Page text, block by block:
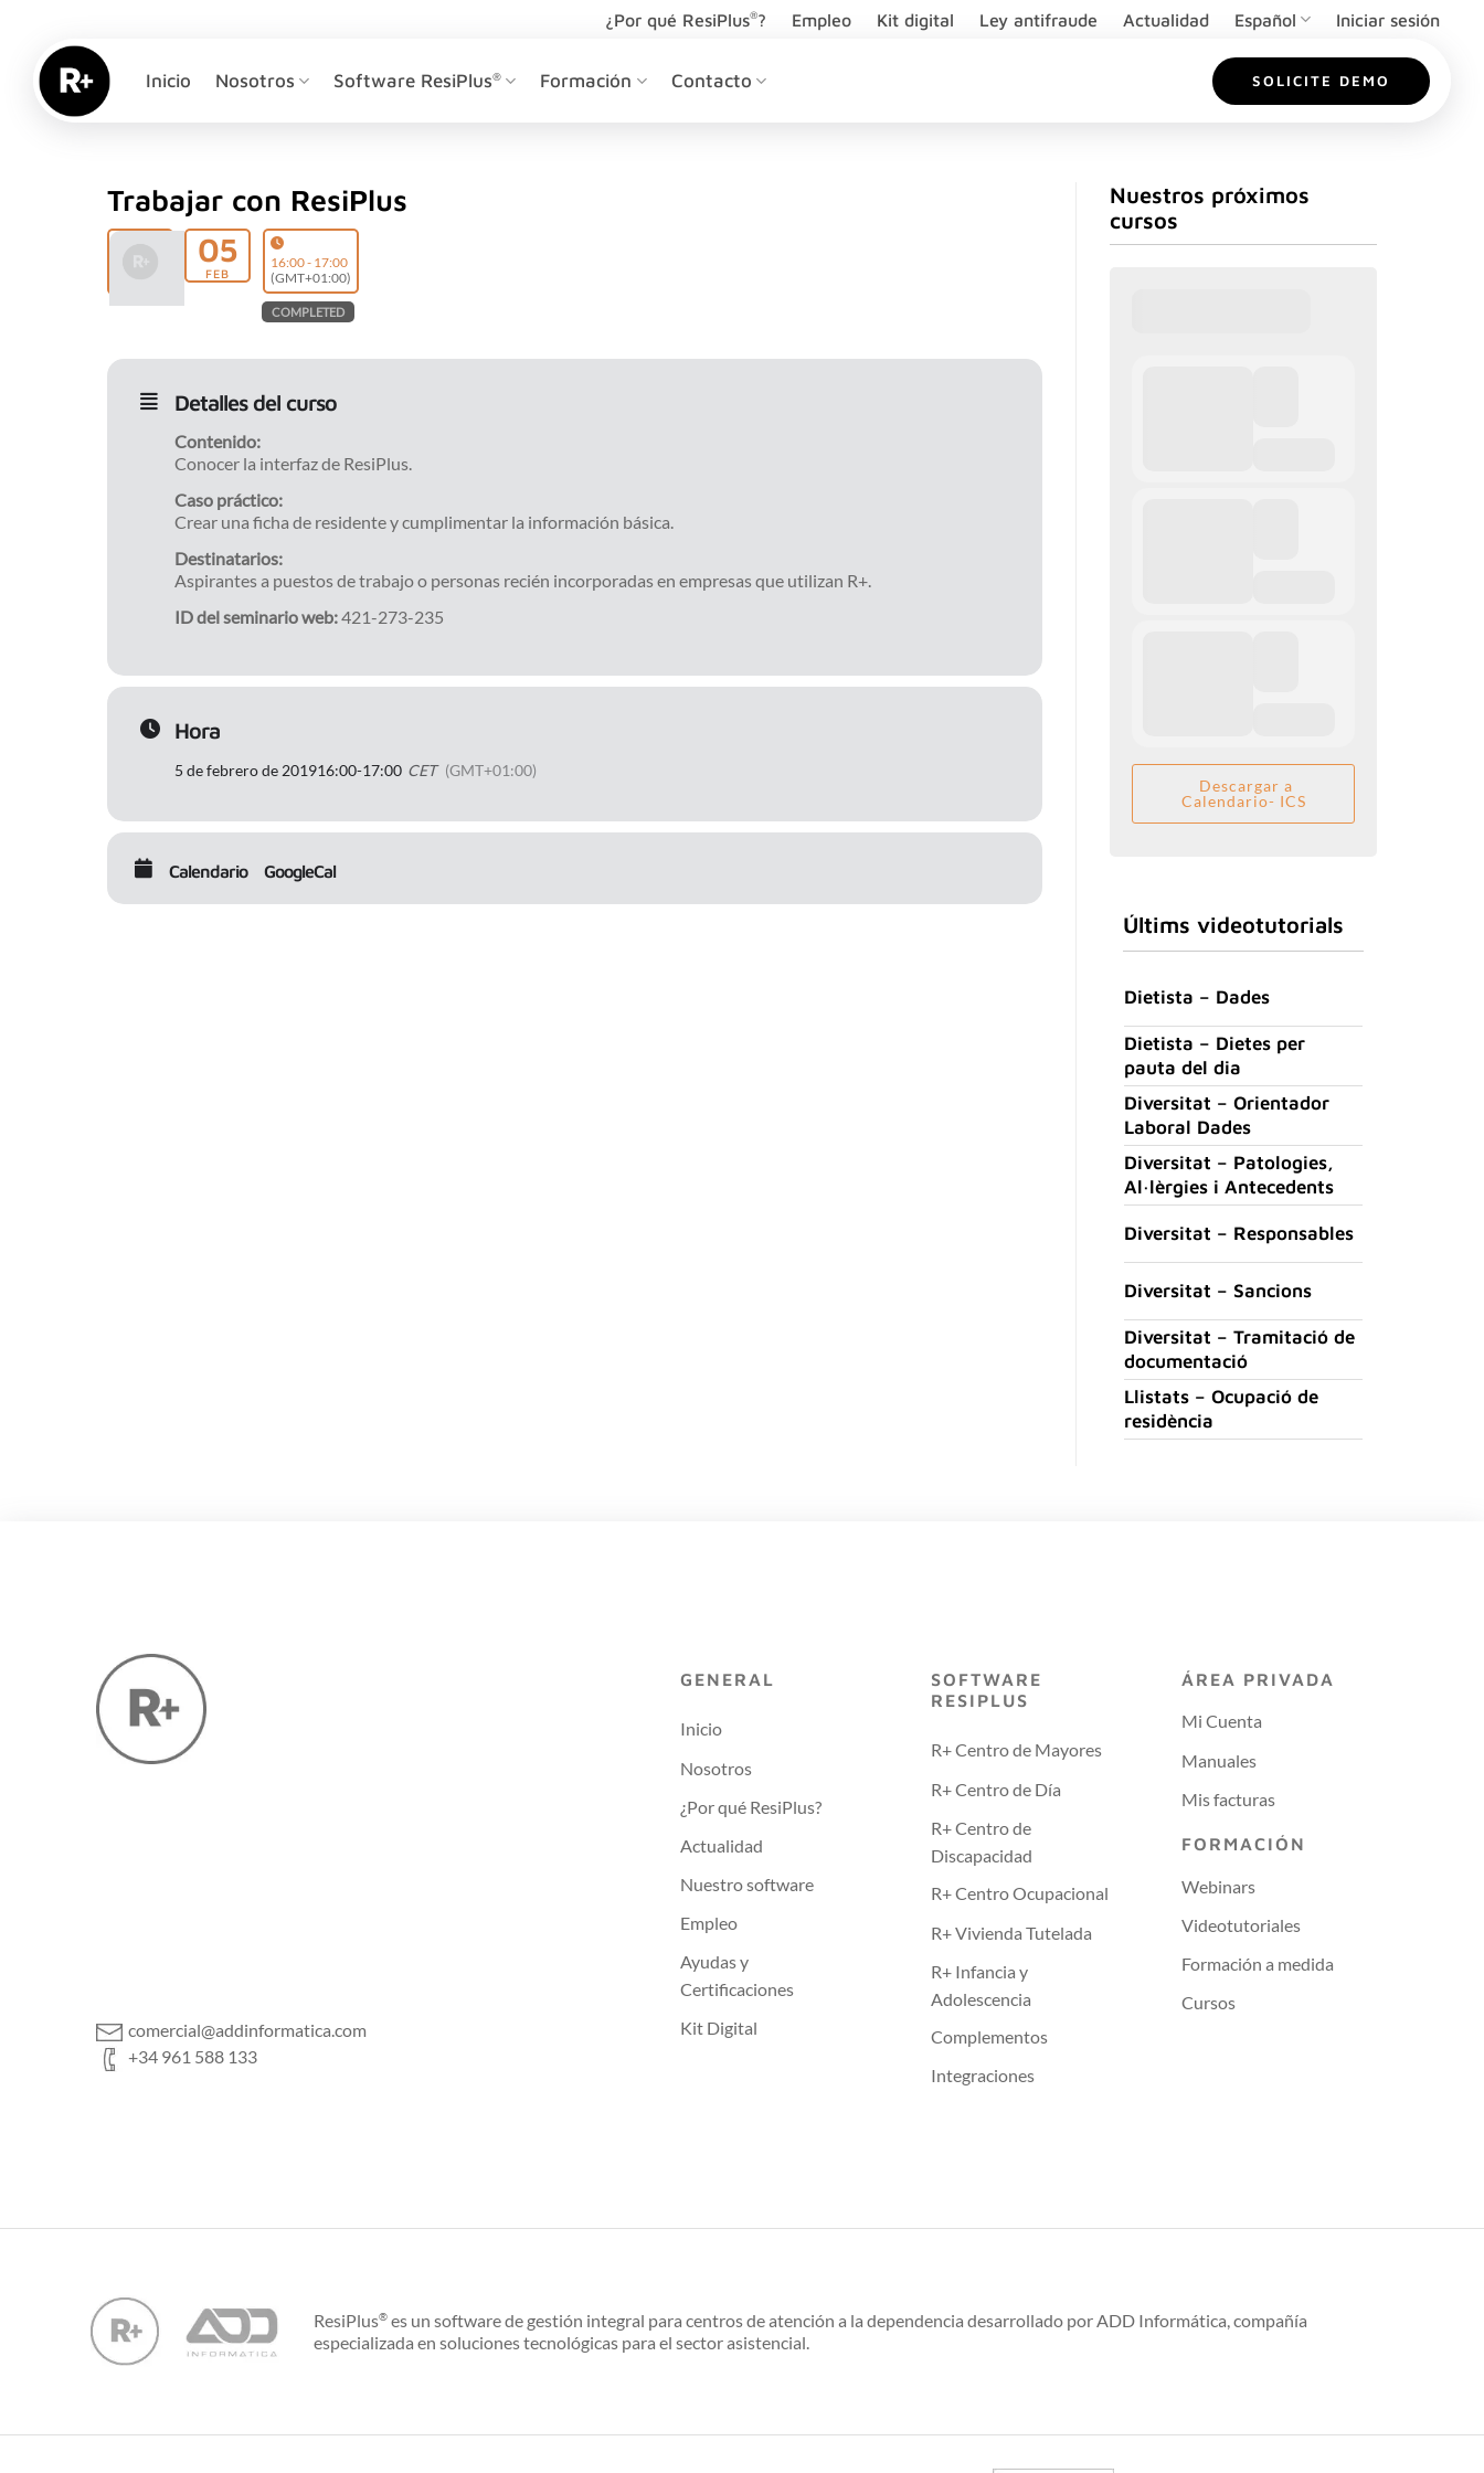
contenido
¿Por qué ResiPlus®? Empleo Kit digital Ley antifraude Actualidad Español Iniciar sesión
Inicio Nosotros Software ResiPlus® Formación Contacto SOLICITE DEMO
Trabajar con ResiPlus
05
FEB
16:00 - 17:00
(GMT+01:00)
COMPLETED
Detalles del curso
Contenido:
Conocer la interfaz de ResiPlus.
Caso práctico:
Crear una ficha de residente y cumplimentar la información básica.
Destinatarios:
Aspirantes a puestos de trabajo o personas recién incorporadas en empresas que utilizan R+.
ID del seminario web:421-273-235
Hora
5 de febrero de 201916:00-17:00 CET (GMT+01:00)
Calendario GoogleCal
Nuestros próximos
cursos
Descargar a
Calendario- ICS
Últims videotutorials
Dietista – Dades
Dietista – Dietes per
pauta del dia
Diversitat – Orientador
Laboral Dades
Diversitat – Patologies,
Al·lèrgies i Antecedents
Diversitat – Responsables
Diversitat – Sancions
Diversitat – Tramitació de
documentació
Llistats – Ocupació de
residència
comercial@addinformatica.com
+34 961 588 133
GENERAL
Inicio
Nosotros
¿Por qué ResiPlus?
Actualidad
Nuestro software
Empleo
Ayudas y
Certificaciones
Kit Digital
SOFTWARE
RESIPLUS
R+ Centro de Mayores
R+ Centro de Día
R+ Centro de
Discapacidad
R+ Centro Ocupacional
R+ Vivienda Tutelada
R+ Infancia y
Adolescencia
Complementos
Integraciones
ÁREA PRIVADA
Mi Cuenta
Manuales
Mis facturas
FORMACIÓN
Webinars
Videotutoriales
Formación a medida
Cursos
ResiPlus®es un software de gestión integral para centros de atención a la dependencia desarrollado por ADD Informática, compañía
especializada en soluciones tecnológicas para el sector asistencial.